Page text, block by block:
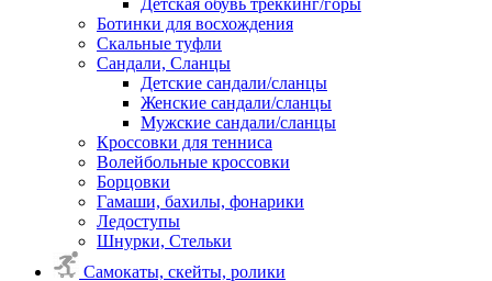
Детская обувь треккинг/горы
Ботинки для восхождения
Скальные туфли
Сандали, Сланцы
Детские сандали/сланцы
Женские сандали/сланцы
Мужские сандали/сланцы
Кроссовки для тенниса
Волейбольные кроссовки
Борцовки
Гамаши, бахилы, фонарики
Ледоступы
Шнурки, Стельки
Самокаты, скейты, ролики